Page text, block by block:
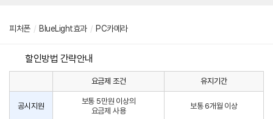
피처폰 / BlueLight효과 / PC카메라
할인방법 간략안내
사
요금제 조건 유지기간
공시지원
보통 5만원 이상의
요금제 사용
보통 6개월 이상